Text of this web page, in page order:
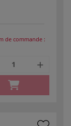
de commande :
+